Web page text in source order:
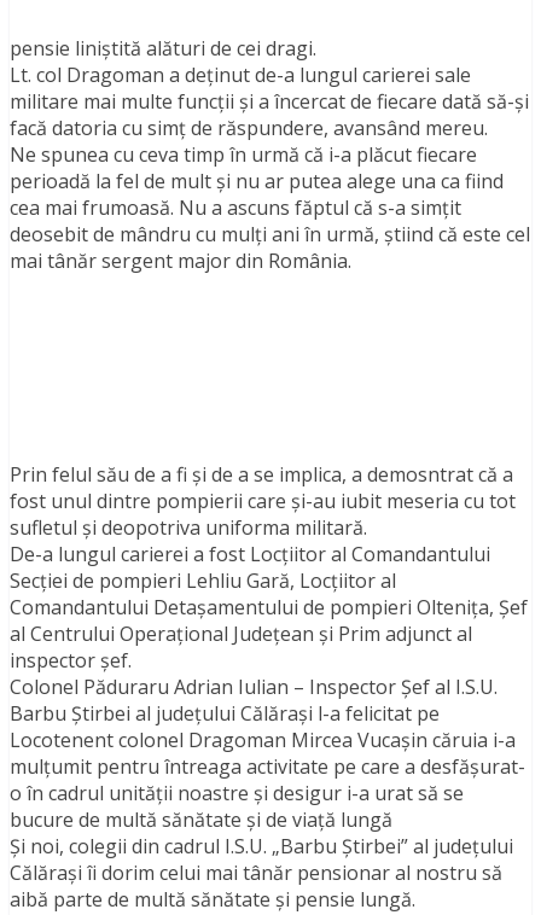
pensie liniștită alături de cei dragi.
Lt. col Dragoman a deţinut de-a lungul carierei sale
militare mai multe funcţii şi a încercat de fiecare dată să-şi
facă datoria cu simţ de răspundere, avansând mereu.
Ne spunea cu ceva timp în urmă că i-a plăcut fiecare
perioadă la fel de mult şi nu ar putea alege una ca fiind
cea mai frumoasă. Nu a ascuns făptul că s-a simţit
deosebit de mândru cu mulţi ani în urmă, ştiind că este cel
mai tânăr sergent major din România.
Prin felul său de a fi şi de a se implica, a demosntrat că a
fost unul dintre pompierii care şi-au iubit meseria cu tot
sufletul şi deopotriva uniforma militară.
De-a lungul carierei a fost Locţiitor al Comandantului
Secţiei de pompieri Lehliu Gară, Locţiitor al
Comandantului Detaşamentului de pompieri Olteniţa, Şef
al Centrului Operaţional Judeţean şi Prim adjunct al
inspector şef.
Colonel Păduraru Adrian Iulian – Inspector Șef al I.S.U.
Barbu Știrbei al județului Călărași l-a felicitat pe
Locotenent colonel Dragoman Mircea Vucaşin căruia i-a
mulțumit pentru întreaga activitate pe care a desfășurat-
o în cadrul unității noastre şi desigur i-a urat să se
bucure de multă sănătate și de viață lungă
Și noi, colegii din cadrul I.S.U. „Barbu Ştirbei” al judeţului
Călărași îi dorim celui mai tânăr pensionar al nostru să
aibă parte de multă sănătate şi pensie lungă.